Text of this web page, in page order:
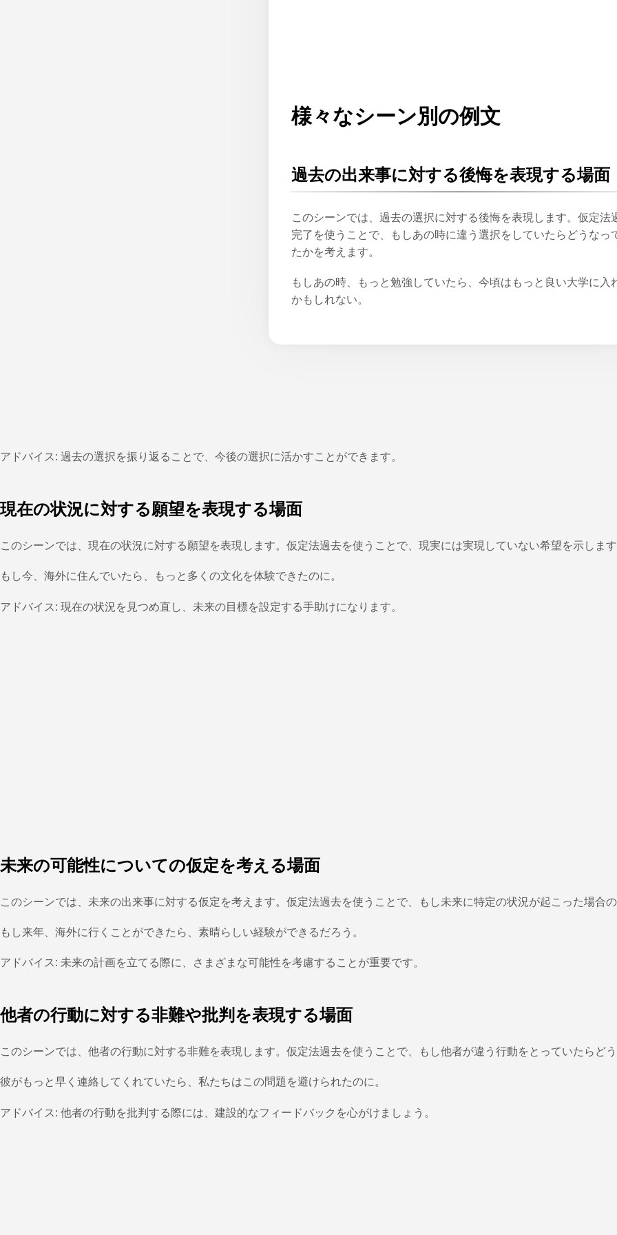
様々なシーン別の例文
過去の出来事に対する後悔を表現する場面
このシーンでは、過去の選択に対する後悔を表現します。仮定法
完了を使うことで、もしあの時に違う選択をしていたらどうなっ
たかを考えます。
もしあの時、もっと勉強していたら、今頃はもっと良い大学に入
かもしれない。
アドバイス: 過去の選択を振り返ることで、今後の選択に活かすことができます。
現在の状況に対する願望を表現する場面
このシーンでは、現在の状況に対する願望を表現します。仮定法過去を使うことで、現実には実現していない希望を示しま
もし今、海外に住んでいたら、もっと多くの文化を体験できたのに。
アドバイス: 現在の状況を見つめ直し、未来の目標を設定する手助けになります。
未来の可能性についての仮定を考える場面
このシーンでは、未来の出来事に対する仮定を考えます。仮定法過去を使うことで、もし未来に特定の状況が起こった場合
もし来年、海外に行くことができたら、素晴らしい経験ができるだろう。
アドバイス: 未来の計画を立てる際に、さまざまな可能性を考慮することが重要です。
他者の行動に対する非難や批判を表現する場面
このシーンでは、他者の行動に対する非難を表現します。仮定法過去を使うことで、もし他者が違う行動をとっていたらど
彼がもっと早く連絡してくれていたら、私たちはこの問題を避けられたのに。
アドバイス: 他者の行動を批判する際には、建設的なフィードバックを心がけましょう。